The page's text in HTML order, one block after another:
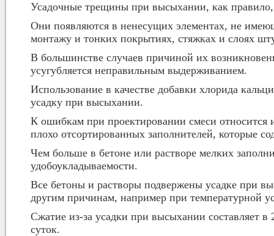
Усадочные трещины при высыхании, как
Они появляются в ненесущих элементах, не
монтажу и тонких покрытиях, стяжках и слоях
В большинстве случаев причиной их
усугубляется неправильным выдерживанием.
Использование в качестве добавки хлорида
усадку при высыхании.
К ошибкам при проектировании смеси относится
плохо отсортированных заполнителей, которые
Чем больше в бетоне или растворе мелких
удобоукладываемости.
Все бетоны и растворы подвержены усадке при
другим причинам, например при температурной
Сжатие из-за усадки при высыхании составляет
суток.